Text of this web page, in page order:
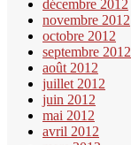
décembre 2012
novembre 2012
octobre 2012
septembre 2012
août 2012
juillet 2012
juin 2012
mai 2012
avril 2012